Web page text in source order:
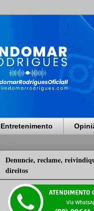
Entretenimento
Denuncie, reclame,
direitos